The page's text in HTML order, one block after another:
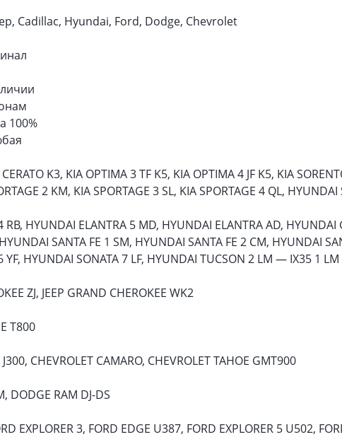
Cadillac, Hyundai, Ford, Dodge, Chevrolet
100%
K3, KIA OPTIMA 3 TF K5, KIA OPTIMA 4 JF K5, KIA
2 KM, KIA SPORTAGE 3 SL, KIA SPORTAGE 4 QL, HYUNDAI
RB, HYUNDAI ELANTRA 5 MD, HYUNDAI ELANTRA AD, HYUNDAI
SANTA FE 1 SM, HYUNDAI SANTA FE 2 CM, HYUNDAI
YF, HYUNDAI SONATA 7 LF, HYUNDAI TUCSON 2 LM — IX35 1 LM
ZJ, JEEP GRAND CHEROKEE WK2
T800
CHEVROLET CAMARO, CHEVROLET TAHOE GMT900
DODGE RAM DJ-DS
EXPLORER 3, FORD EDGE U387, FORD EXPLORER 5 U502,